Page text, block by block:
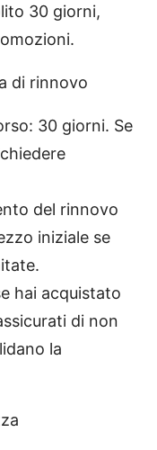
30 giorni,
di rinnovo
30 giorni. Se
del rinnovo
iniziale se
hai acquistato
di non
la